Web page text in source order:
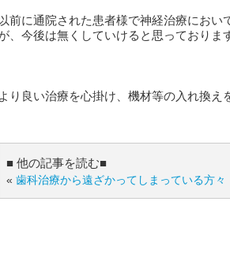
以前に通院された患者様で神経治療におい
、今後は無くしていけると思っておりま
より良い治療を心掛け、機材等の入れ換え
■ 他の記事を読む■
« 歯科治療から遠ざかってしまっている方々